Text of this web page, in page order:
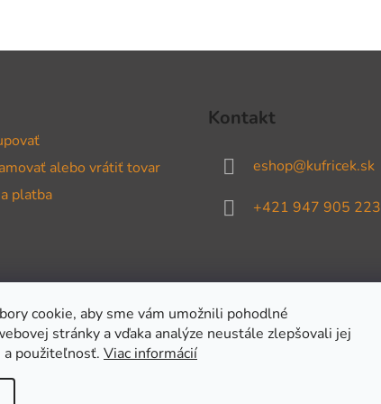
cookie, aby sme vám umožnili pohodlné
stránky a vďaka analýze neustále zlepšovali jej
a použiteľnosť. Viac informácií
alebo vrátiť tovar
platba
Kontakt
eshop@kufricek.sk
+421 947 905 223